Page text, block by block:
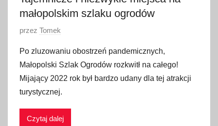
a
2
0
3
małopolskim szlaku ogrodów
O
u
b
l
i
przez Tomek
Po zluzowaniu obostrzeń pandemicznych,
Małopolski Szlak Ogrodów rozkwitł na całego!
Mijający 2022 rok był bardzo udany dla tej atrakcji
turystycznej.
Czytaj dalej